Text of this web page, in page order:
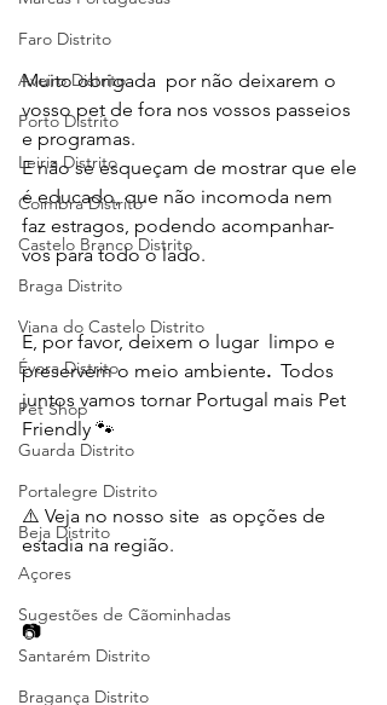
Faro Distrito
Aveiro Distrito
Porto Distrito
Leiria Distrito
Coimbra Distrito
Castelo Branco Distrito
Braga Distrito
Viana do Castelo Distrito
Évora Distrito
Pet Shop
Guarda Distrito
Portalegre Distrito
Beja Distrito
Açores
Sugestões de Cãominhadas
Santarém Distrito
Bragança Distrito
Muito obrigada  por não deixarem o
vosso pet de fora nos vossos passeios
e programas.
E não se esqueçam de mostrar que ele
é educado, que não incomoda nem
faz estragos, podendo acompanhar-
vos para todo o lado.
E, por favor, deixem o lugar  limpo e
preservem o meio ambiente. Todos
juntos vamos tornar Portugal mais Pet
Friendly 🐾
⚠️ Veja no nosso site  as opções de
estadia na região.
📷